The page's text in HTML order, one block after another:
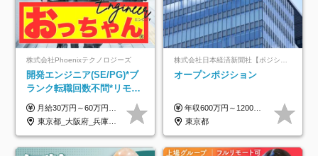
株式会社Phoenixテクノロジーズ
開発エンジニア(SE/PG)*ブ
ランク転職回数不問*リモー
ト案件多数*残業ほぼ0*通院
のための半休制度あり
月給30万円～60万円+住宅手当+職能手当+役職手当+決算賞与+報奨金 ※経験・能力を考慮し、優遇します ※給与には20時間分のみなし時間外手当(3万7000円以上)を含みます(超過時間分は別途追加支給) ※試用期間3～6ヵ月あり(その間の給与、待遇に差異なし) ※場合によって契約社員での採用の可能性あり(面接時に応相談)
東京都_大阪府_兵庫県_京都府_福岡県
株式会社日本経済新聞社【ポジションマッチ登録】
オープンポジション
年収600万円～1200万円 ※上記年収は、想定年収です。住居費補助、子手当などの各種手当を含む金額です。 ※経験・能力等を考慮の上、当社規定により決定します。
東京都